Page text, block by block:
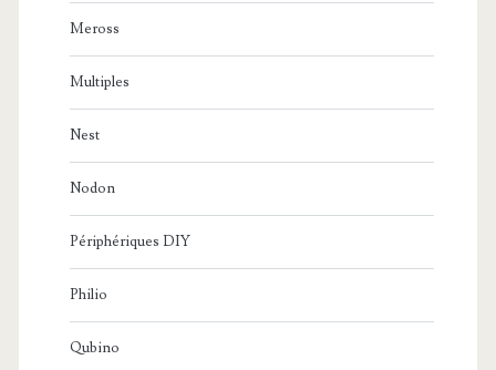
Meross
Multiples
Nest
Nodon
Périphériques DIY
Philio
Qubino